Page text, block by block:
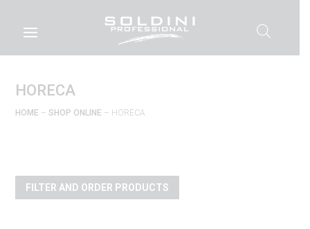
HORECA
HOME – SHOP ONLINE – HORECA
FILTER AND ORDER PRODUCTS